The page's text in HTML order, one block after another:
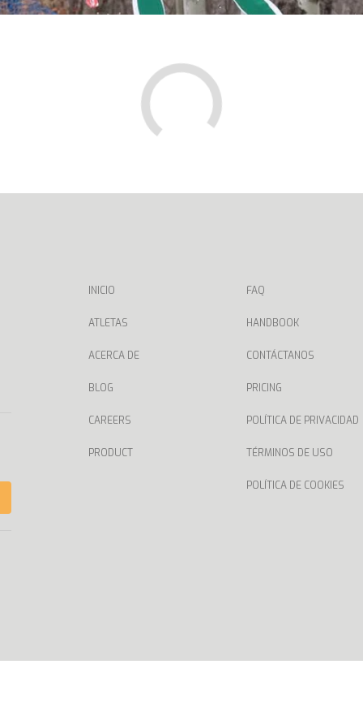
INICIO
ATLETAS
ACERCA DE
BLOG
CAREERS
PRODUCT
FAQ
HANDBOOK
CONTÁCTANOS
PRICING
POLÍTICA DE PRIVACIDAD
TÉRMINOS DE USO
POLÍTICA DE COOKIES